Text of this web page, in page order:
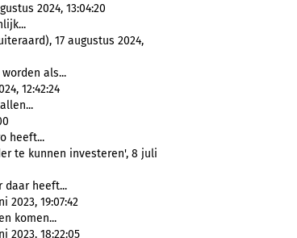
2024, 13:04:20
17 augustus 2024,
als...
12:42:24
heeft...
te kunnen investeren', 8 juli
daar heeft...
19:07:42
komen...
2023, 18:22:05